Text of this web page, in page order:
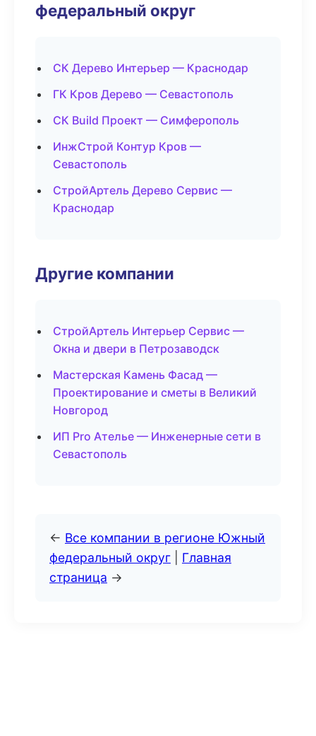
федеральный округ
СК Дерево Интерьер — Краснодар
ГК Кров Дерево — Севастополь
СК Build Проект — Симферополь
ИнжСтрой Контур Кров —
Севастополь
СтройАртель Дерево Сервис —
Краснодар
Другие компании
СтройАртель Интерьер Сервис —
Окна и двери в Петрозаводск
Мастерская Камень Фасад —
Проектирование и сметы в Великий
Новгород
ИП Pro Ателье — Инженерные сети в
Севастополь
← Все компании в регионе Южный
федеральный округ
Главная
страница →